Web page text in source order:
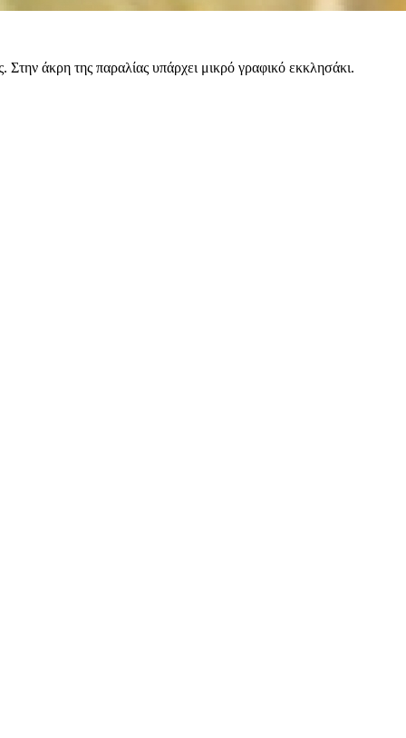
άκρη της παραλίας υπάρχει μικρό γραφικό εκκλησάκι.